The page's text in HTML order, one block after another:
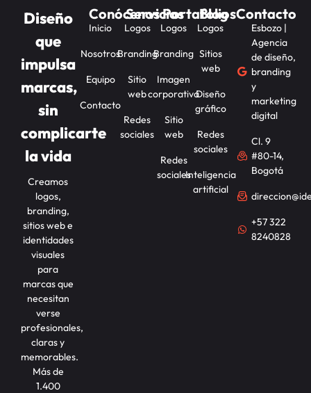
Diseño
que
impulsa
marcas,
sin
complicarte
la vida
Creamos
logos,
branding,
sitios web e
identidades
visuales
para
marcas que
necesitan
verse
profesionales,
claras y
memorables.
Más de
1.400
Conócenos
Inicio
Nosotros
Equipo
Contacto
Servicios
Logos
Branding
Sitio
web
Redes
sociales
Portafolios
Logos
Branding
Imagen
corporativa
Sitio
web
Redes
sociales
Blog
Logos
Sitios
web
Diseño
gráfico
Redes
sociales
Inteligencia
artificial
Contacto
Esbozo |
Agencia
de diseño,
branding
y
marketing
digital
Cl. 9
#80-14,
Bogotá
+57 322
8240828